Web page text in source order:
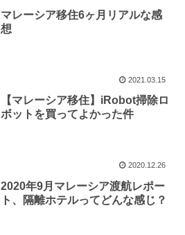
マレーシア移住6ヶ月リアルな感
想
2021.03.15
【マレーシア移住】iRobot掃除ロ
ボットを買ってよかった件
2020.12.26
2020年9月マレーシア渡航レポー
ト、隔離ホテルってどんな感じ？